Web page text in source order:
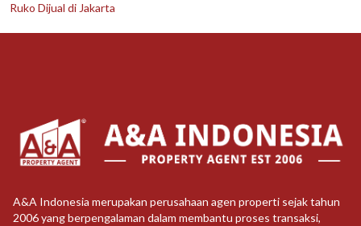
Ruko Dijual di Jakarta
A&A Indonesia merupakan perusahaan agen properti sejak tahun
2006 yang berpengalaman dalam membantu proses transaksi,